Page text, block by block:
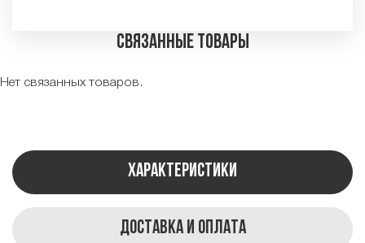
Связанные товары
Нет связанных товаров.
Характеристики
Доставка и оплата